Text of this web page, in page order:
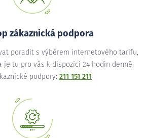
zákaznická podpora
poradit s výběrem internetového tarifu,
je tu pro vás k dispozici 24 hodin denně.
podpory: 211 151 211